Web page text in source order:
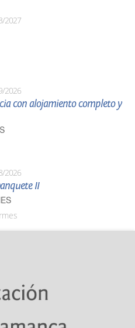
2027
2026
con alojamiento completo y
2026
II